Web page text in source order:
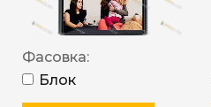
Фасовка:
Блок